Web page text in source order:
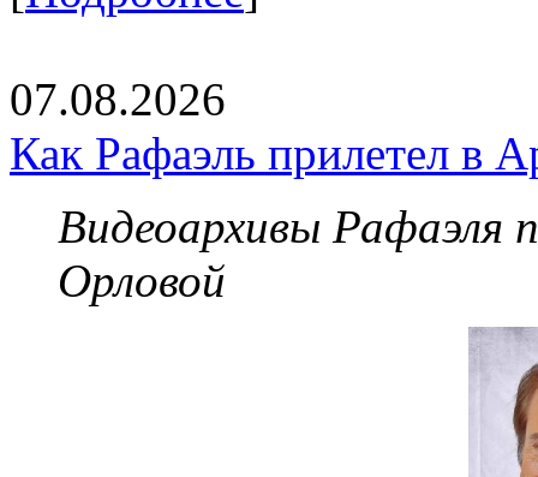
07.08.2026
Как Рафаэль прилетел в
Видеоархивы Рафаэля
Орловой